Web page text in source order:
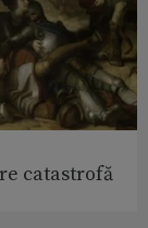
catastrofă